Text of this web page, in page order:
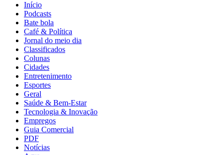
Início
Podcasts
Bate bola
Café & Política
Jornal do meio dia
Classificados
Colunas
Cidades
Entretenimento
Esportes
Geral
Saúde & Bem-Estar
Tecnologia & Inovação
Empregos
Guia Comercial
PDF
Notícias